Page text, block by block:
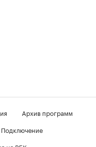
Архив программ
Подключение